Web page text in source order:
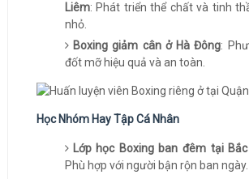
Liêm: Phát triển thể chất và tinh
nhỏ.
Boxing giảm cân ở Hà Đông:
đốt mỡ hiệu quả và an toàn.
Học Nhóm Hay Tập Cá Nhân
Lớp học Boxing ban đêm tại
Phù hợp với người bận rộn ban ngày.